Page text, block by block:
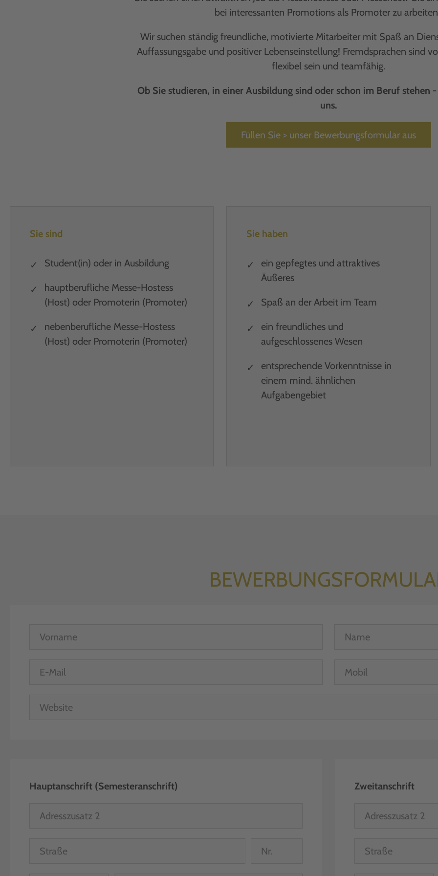
bei interessanten Promotions als Promoter zu
Wir suchen ständig freundliche, motivierte Mitarbeiter mit Spaß an
Auffassungsgabe und positiver Lebenseinstellung! Fremdsprachen sind
flexibel sein und teamfähig.
Ob Sie studieren, in einer Ausbildung sind oder schon im Beruf stehen
uns.
Füllen Sie > unser Bewerbungsformular aus
Sie sind
Student(in) oder in Ausbildung
hauptberufliche Messe-Hostess
(Host) oder Promoterin (Promoter)
nebenberufliche Messe-Hostess
(Host) oder Promoterin (Promoter)
Sie haben
ein gepfegtes und attraktives
Äußeres
Spaß an der Arbeit im Team
ein freundliches und
aufgeschlossenes Wesen
entsprechende Vorkenntnisse in
einem mind. ähnlichen
Aufgabengebiet
Hauptanschrift (Semesteranschrift) Zweitanschrift